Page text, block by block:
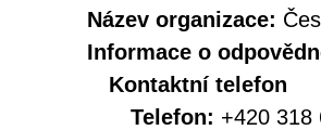
Název organizace:
Informace o
Kontaktní telefon
Telefon: +420 318